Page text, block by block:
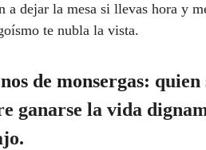
a dejar la mesa si llevas hora y
te nubla la vista.
de monsergas: quien
ganarse la vida
.